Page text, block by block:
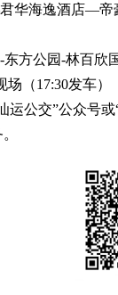
海逸酒店—帝
方公园-林百欣
（17:30发车）
公交”公众号或“